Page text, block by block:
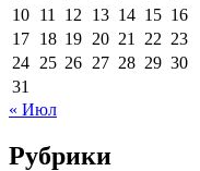
10 11 12 13 14 15 16
17 18 19 20 21 22 23
24 25 26 27 28 29 30
31
« Июл
Рубрики